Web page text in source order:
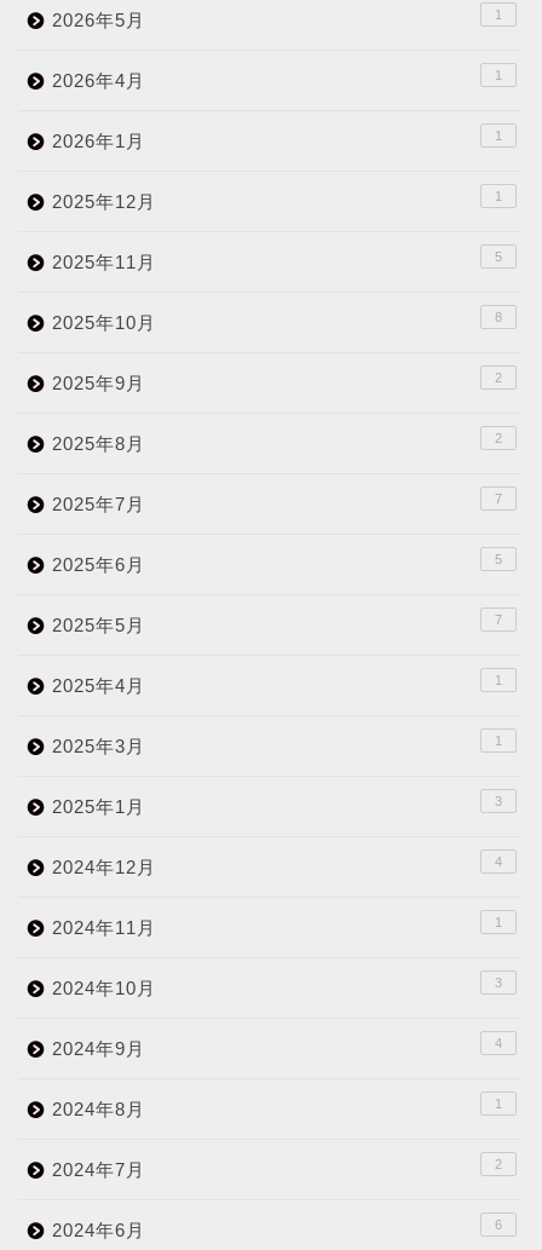
2026年5月 1
2026年4月 1
2026年1月 1
2025年12月 1
2025年11月 5
2025年10月 8
2025年9月 2
2025年8月 2
2025年7月 7
2025年6月 5
2025年5月 7
2025年4月 1
2025年3月 1
2025年1月 3
2024年12月 4
2024年11月 1
2024年10月 3
2024年9月 4
2024年8月 1
2024年7月 2
2024年6月 6